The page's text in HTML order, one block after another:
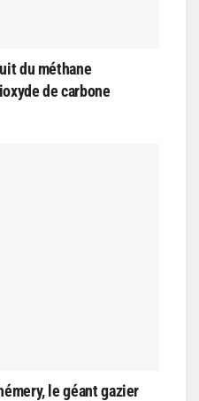
du méthane
de carbone
le géant gazier